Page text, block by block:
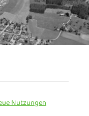
Nutzungen